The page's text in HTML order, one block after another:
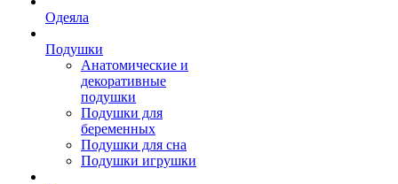
Одеяла
Подушки
Анатомические и
декоративные
подушки
Подушки для
беременных
Подушки для сна
Подушки игрушки